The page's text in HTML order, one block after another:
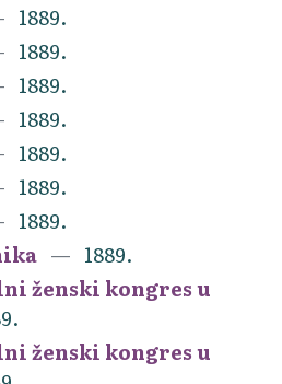
1889.
1889.
1889.
1889.
1889.
1889.
1889.
1889.
ženski kongres u
ženski kongres u